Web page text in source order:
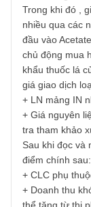
đặc biệt?
07/
Chào SAFE
Tôi là độc
+ Doanh thu
lượng không
2020 ngang
19.2 tỷ ,
thấy không